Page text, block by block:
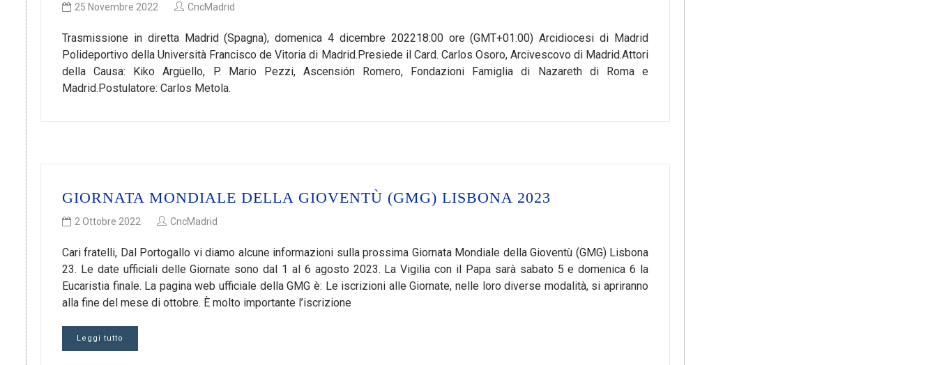
25 Novembre 2022 CncMadrid
Trasmissione in diretta Madrid (Spagna), domenica 4 dicembre 202218:00 ore (GMT+01:00) Arcidiocesi di Madrid
Polideportivo della Università Francisco de Vitoria di Madrid.Presiede il Card. Carlos Osoro, Arcivescovo di Madrid.Attori
della Causa: Kiko Argüello, P. Mario Pezzi, Ascensión Romero, Fondazioni Famiglia di Nazareth di Roma e
Madrid.Postulatore: Carlos Metola.
GIORNATA MONDIALE DELLA GIOVENTÙ (GMG) LISBONA 2023
2 Ottobre 2022 CncMadrid
Cari fratelli, Dal Portogallo vi diamo alcune informazioni sulla prossima Giornata Mondiale della Gioventù (GMG) Lisbona
23. Le date ufficiali delle Giornate sono dal 1 al 6 agosto 2023. La Vigilia con il Papa sarà sabato 5 e domenica 6 la
Eucaristia finale. La pagina web ufficiale della GMG è: Le iscrizioni alle Giornate, nelle loro diverse modalità, si apriranno
alla fine del mese di ottobre. È molto importante l’iscrizione
Leggi tutto